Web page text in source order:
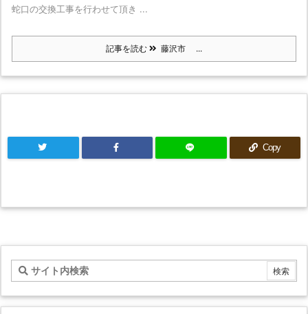
蛇口の交換工事を行わせて頂き ...
記事を読む 藤沢市 ...
Copy